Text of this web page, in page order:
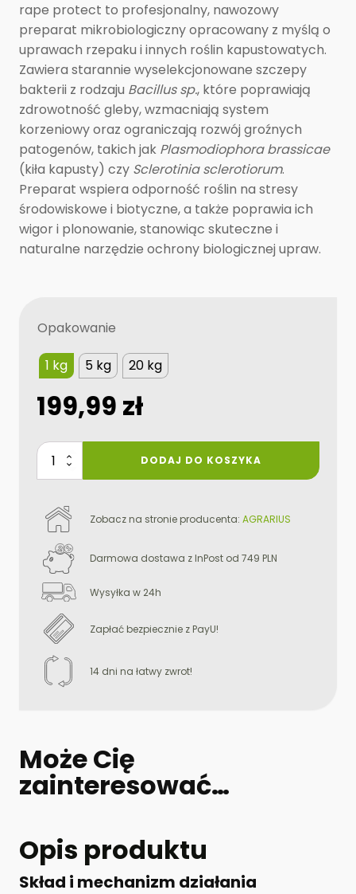
rape protect to profesjonalny, nawozowy
preparat mikrobiologiczny opracowany z myślą o
uprawach rzepaku i innych roślin kapustowatych.
Zawiera starannie wyselekcjonowane szczepy
bakterii z rodzaju Bacillus sp., które poprawiają
zdrowotność gleby, wzmacniają system
korzeniowy oraz ograniczają rozwój groźnych
patogenów, takich jak Plasmodiophora brassicae
(kiła kapusty) czy Sclerotinia sclerotiorum.
Preparat wspiera odporność roślin na stresy
środowiskowe i biotyczne, a także poprawia ich
wigor i plonowanie, stanowiąc skuteczne i
naturalne narzędzie ochrony biologicznej upraw.
Opakowanie
1 kg 5 kg 20 kg
199,99 zł
ilość
DODAJ DO KOSZYKA
Zobacz na stronie producenta: AGRARIUS
Darmowa dostawa z InPost od 749 PLN
Wysyłka w 24h
Zapłać bezpiecznie z PayU!
14 dni na łatwy zwrot!
Może Cię
zainteresować…
Opis produktu
Skład i mechanizm działania